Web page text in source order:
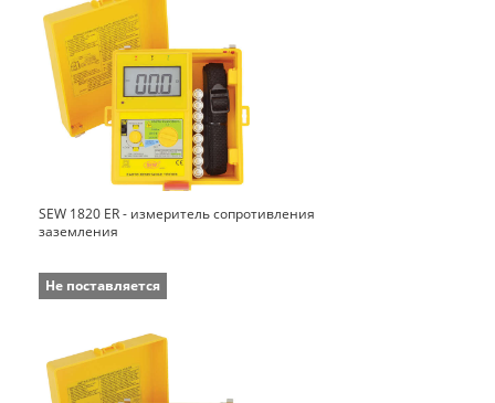
SEW 1820 ER - измеритель сопротивления
заземления
Не поставляется